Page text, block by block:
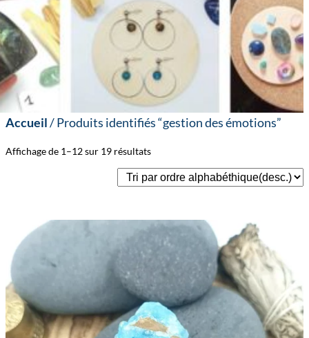
Accueil/ Produits identifiés “gestion des émotions”
Affichage de 1–12 sur 19 résultats